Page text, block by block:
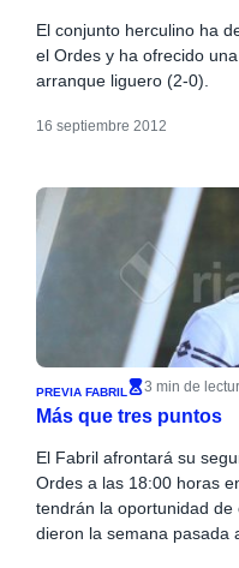
El conjunto herculino ha
el Ordes y ha ofrecido
arranque liguero (2-0).
16 septiembre 2012
PREVIA FABRIL 3 min de
Más que tres puntos
El Fabril afrontará su
Ordes a las 18:00 horas
tendrán la oportunidad
dieron la semana pasada